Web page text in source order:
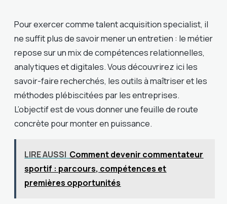
Pour exercer comme talent acquisition specialist, il
ne suffit plus de savoir mener un entretien : le métier
repose sur un mix de compétences relationnelles,
analytiques et digitales. Vous découvrirez ici les
savoir-faire recherchés, les outils à maîtriser et les
méthodes plébiscitées par les entreprises.
L’objectif est de vous donner une feuille de route
concrète pour monter en puissance.
LIRE AUSSI Comment devenir commentateur
sportif : parcours, compétences et
premières opportunités